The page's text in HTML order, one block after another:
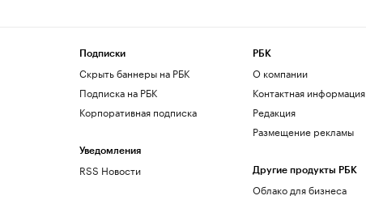
Подписки
Скрыть баннеры на РБК
Подписка на РБК
Корпоративная подписка
Уведомления
RSS Новости
РБК
О компании
Контактная информация
Редакция
Размещение рекламы
Другие продукты РБК
Облако для бизнеса